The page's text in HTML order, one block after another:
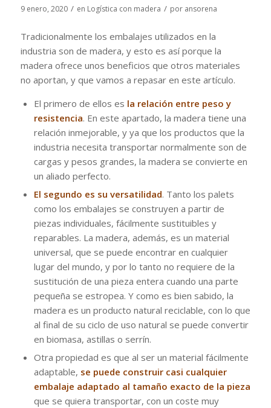
9 enero, 2020 / en Logística con madera / por ansorena
Tradicionalmente los embalajes utilizados en la
industria son de madera, y esto es así porque la
madera ofrece unos beneficios que otros materiales
no aportan, y que vamos a repasar en este artículo.
El primero de ellos es la relación entre peso y
resistencia. En este apartado, la madera tiene una
relación inmejorable, y ya que los productos que la
industria necesita transportar normalmente son de
cargas y pesos grandes, la madera se convierte en
un aliado perfecto.
El segundo es su versatilidad. Tanto los palets
como los embalajes se construyen a partir de
piezas individuales, fácilmente sustituibles y
reparables. La madera, además, es un material
universal, que se puede encontrar en cualquier
lugar del mundo, y por lo tanto no requiere de la
sustitución de una pieza entera cuando una parte
pequeña se estropea. Y como es bien sabido, la
madera es un producto natural reciclable, con lo que
al final de su ciclo de uso natural se puede convertir
en biomasa, astillas o serrín.
Otra propiedad es que al ser un material fácilmente
adaptable, se puede construir casi cualquier
embalaje adaptado al tamaño exacto de la pieza
que se quiera transportar, con un coste muy